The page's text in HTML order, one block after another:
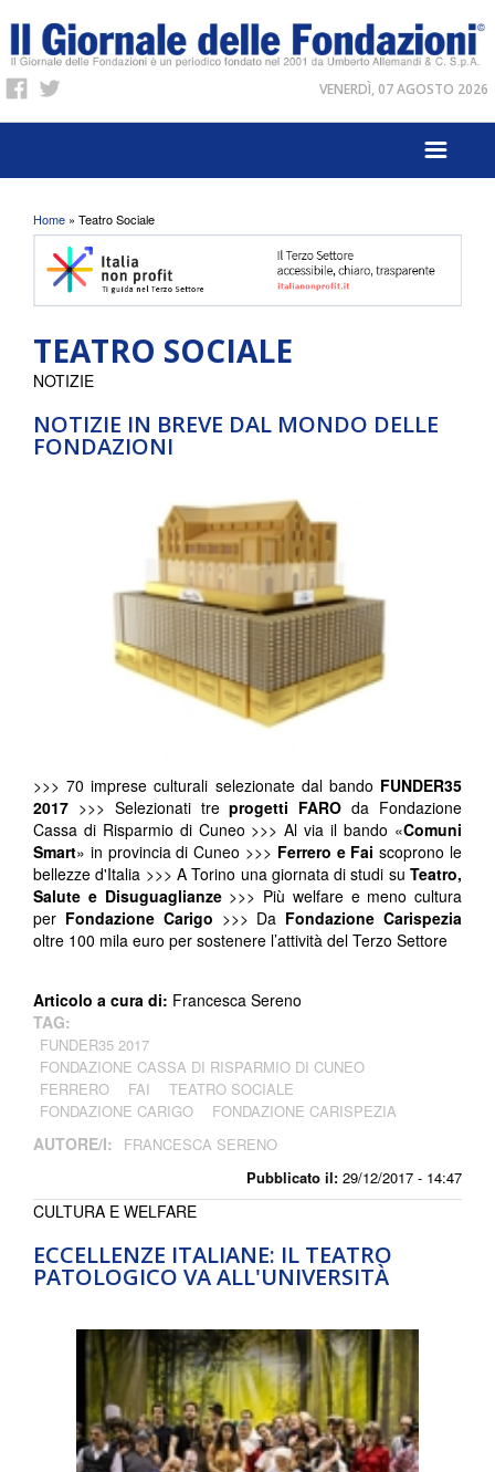
VENERDÌ, 07 AGOSTO 2026
Tu sei qui
Home » Teatro Sociale
TEATRO SOCIALE
NOTIZIE IN BREVE DAL MONDO DELLE
FONDAZIONI
Pubblicato il: 29/12/2017 - 14:47
NOTIZIE
>>> 70 imprese culturali selezionate dal bando FUNDER35
2017 >>> Selezionati treprogetti FARO da Fondazione
Cassa di Risparmio di Cuneo >>> Al via il bando «Comuni
Smart» in provincia di Cuneo >>> Ferrero e Faiscoprono le
bellezze d'Italia >>> A Torino una giornata di studi su Teatro,
Salute e Disuguaglianze >>> Più welfare e meno cultura
per Fondazione Carigo >>> Da Fondazione Carispezia
oltre 100 mila euro per sostenere l’attività del Terzo Settore
Articolo a cura di: Francesca Sereno
TAG:
FUNDER35 2017
FONDAZIONE CASSA DI RISPARMIO DI CUNEO
FERRERO
FAI
TEATRO SOCIALE
FONDAZIONE CARIGO
FONDAZIONE CARISPEZIA
AUTORE/I: FRANCESCA SERENO
ECCELLENZE ITALIANE: IL TEATRO
PATOLOGICO VA ALL'UNIVERSITÀ
CULTURA E WELFARE